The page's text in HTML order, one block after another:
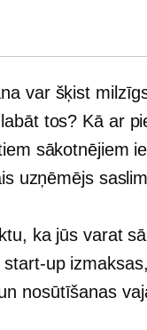
var šķist
tos? Kā ar
sākotnējiem
uzņēmējs
ka jūs varat
start-up
nosūtīšanas